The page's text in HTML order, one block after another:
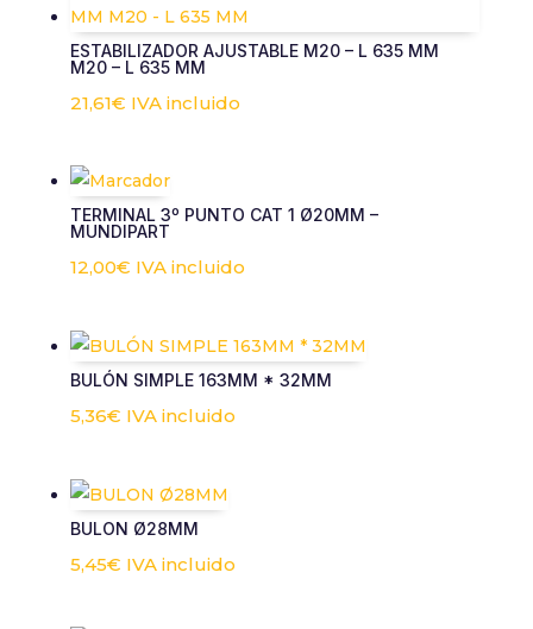
ESTABILIZADOR AJUSTABLE M20 – L 635 MM
M20 – L 635 MM
21,61€ IVA incluido
TERMINAL 3º PUNTO CAT 1 Ø20MM –
MUNDIPART
12,00€ IVA incluido
BULÓN SIMPLE 163MM * 32MM
5,36€ IVA incluido
BULON Ø28MM
5,45€ IVA incluido